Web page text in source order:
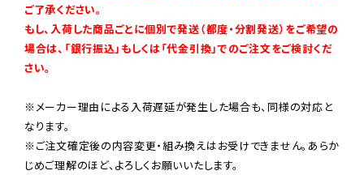
ご了承ください。
もし、入荷した商品ごとに個別で発送（都度・分割発送）をご希望の
場合は、「銀行振込」もしくは「代金引換」でのご注文をご検討くだ
さい。
※メーカー理由による入荷遅延が発生した場合も、同様の対応と
なります。
※ご注文確定後の内容変更・組み換えはお受けできません。あらか
じめご理解のほど、よろしくお願いいたします。